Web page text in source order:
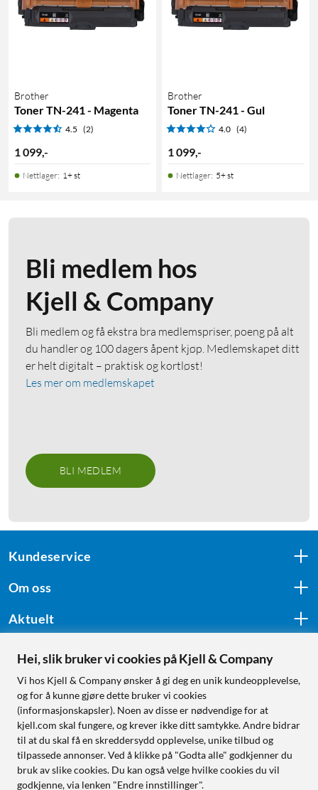
Brother
Toner TN-241 - Magenta
4.5 (2)
1 099,-
Nettlager: 1+ st
Brother
Toner TN-241 - Gul
4.0 (4)
1 099,-
Nettlager: 5+ st
Bli medlem hos
Kjell & Company
Bli medlem og få ekstra bra medlemspriser, poeng på alt
du handler og 100 dagers åpent kjøp. Medlemskapet ditt
er helt digitalt – praktisk og kortløst!
Les mer om medlemskapet
BLI MEDLEM
Kundeservice
Om oss
Aktuelt
Følg oss
Handle fra:
Sverige
Norge
Hei, slik bruker vi cookies på Kjell & Company
Vi hos Kjell & Company ønsker å gi deg en unik kundeopplevelse,
og for å kunne gjøre dette bruker vi cookies
(informasjonskapsler). Noen av disse er nødvendige for at
kjell.com skal fungere, og krever ikke ditt samtykke. Andre bidrar
til at du skal få en skreddersydd opplevelse, unike tilbud og
tilpassede annonser. Ved å klikke på "Godta alle" godkjenner du
bruk av slike cookies. Du kan også velge hvilke cookies du vil
godkjenne, via lenken "Endre innstillinger".